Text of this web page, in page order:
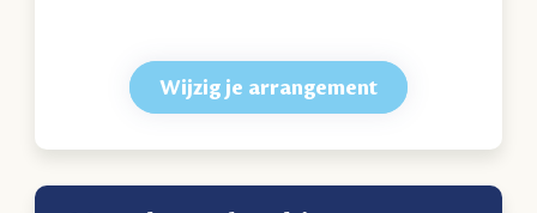
Wijzig je arrangement